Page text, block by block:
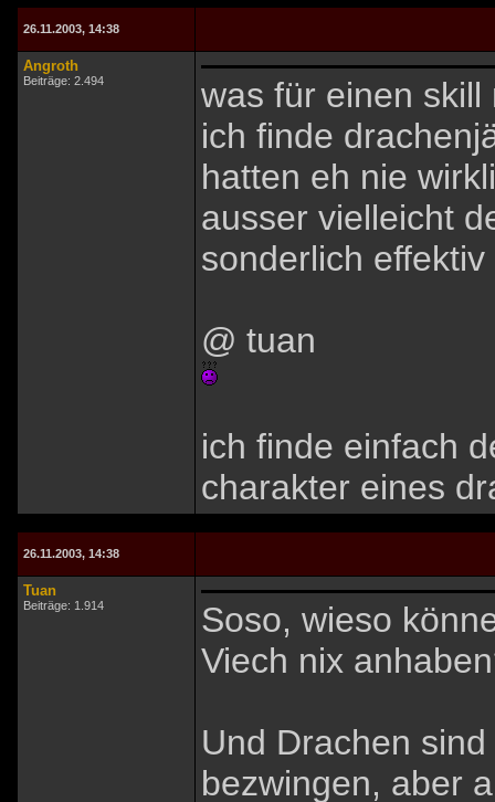
26.11.2003, 14:38
Angroth
Beiträge: 2.494
was für einen
ich finde
hatten eh nie
ausser vielleicht
sonderlich
@ tuan
ich finde einfach
charakter eines
26.11.2003, 14:38
Tuan
Beiträge: 1.914
Soso, wieso
Viech nix
Und Drachen
bezwingen, aber